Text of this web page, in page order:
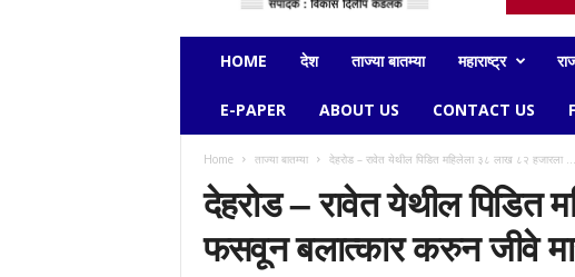
HOME देश ताज्या बातम्या महाराष्ट्र
E-PAPER ABOUT US CONTACT US
Home ताज्या बातम्या देहरोड – रावेत येथील पिडित महिलेला ३८ लाख ८२ हजारला ...
देहरोड – रावेत येथील पिडित
फसवून बलात्कार करुन जीवे